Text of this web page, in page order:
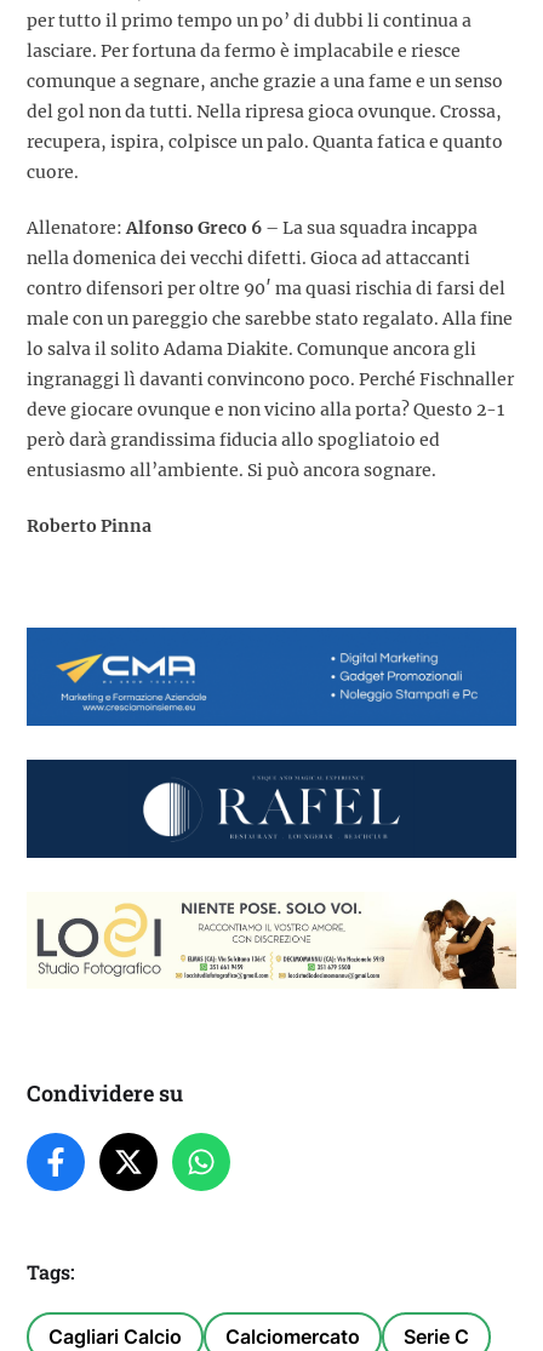
per tutto il primo tempo un po’ di dubbi li continua a
lasciare. Per fortuna da fermo è implacabile e riesce
comunque a segnare, anche grazie a una fame e un senso
del gol non da tutti. Nella ripresa gioca ovunque. Crossa,
recupera, ispira, colpisce un palo. Quanta fatica e quanto
cuore.
Allenatore:Alfonso Greco 6 – La sua squadra incappa
nella domenica dei vecchi difetti. Gioca ad attaccanti
contro difensori per oltre 90′ ma quasi rischia di farsi del
male con un pareggio che sarebbe stato regalato. Alla fine
lo salva il solito Adama Diakite. Comunque ancora gli
ingranaggi lì davanti convincono poco. Perché Fischnaller
deve giocare ovunque e non vicino alla porta? Questo 2-1
però darà grandissima fiducia allo spogliatoio ed
entusiasmo all’ambiente. Si può ancora sognare.
Roberto Pinna
Condividere su
Tags:
Cagliari Calcio Calciomercato Serie C